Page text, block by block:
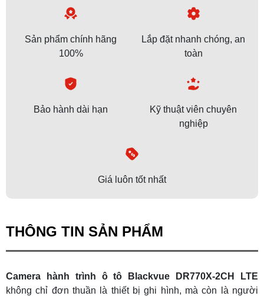
Sản phẩm chính hãng
100%
Lắp đặt nhanh chóng, an
toàn
Bảo hành dài hạn
Kỹ thuật viên chuyên
nghiệp
Giá luôn tốt nhất
THÔNG TIN SẢN PHẨM
Camera hành trình ô tô Blackvue DR770X-2CH LTE
không chỉ đơn thuần là thiết bị ghi hình, mà còn là người